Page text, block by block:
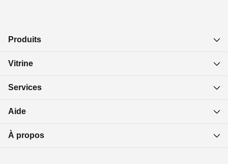
Produits
Vitrine
Services
Aide
À propos